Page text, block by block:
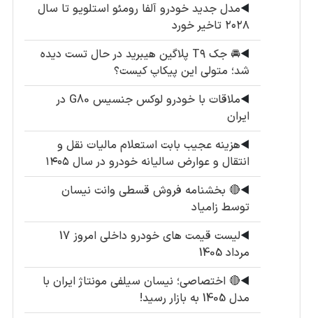
◀️مدل جدید خودرو آلفا رومئو استلویو تا سال
۲۰۲۸ تاخیر خورد
◀️
🚘 جک T۹ پلاگین هیبرید در حال تست دیده
شد؛ متولی این پیکاپ کیست؟
◀️
ملاقات با خودرو لوکس جنسیس G80 در
ایران
◀️هزینه عجیب بابت استعلام مالیات نقل و
انتقال و عوارض سالیانه خودرو در سال ۱۴۰۵
◀️🔴 بخشنامه فروش قسطی وانت نیسان
توسط زامیاد
◀️
لیست قیمت های خودرو داخلی امروز 17
مرداد 1405
◀️🔴 اختصاصی؛ نیسان سیلفی مونتاژ ایران با
مدل 1405 به بازار رسید!